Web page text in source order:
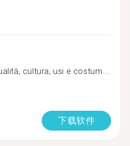
cultura, usi e costum...
下载软件